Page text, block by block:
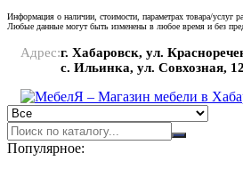
Информация о наличии, стоимости, параметрах товара/услуг
Любые данные могут быть изменены в любое время и без
Адрес:г. Хабаровск, ул.
с. Ильинка, ул. Совхозная,
Популярное: